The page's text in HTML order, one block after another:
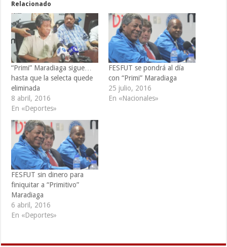
Relacionado
“Primi” Maradiaga sigue…
hasta que la selecta quede
eliminada
8 abril, 2016
En «Deportes»
FESFUT se pondrá al día
con “Primi” Maradiaga
25 julio, 2016
En «Nacionales»
FESFUT sin dinero para
finiquitar a “Primitivo”
Maradiaga
6 abril, 2016
En «Deportes»